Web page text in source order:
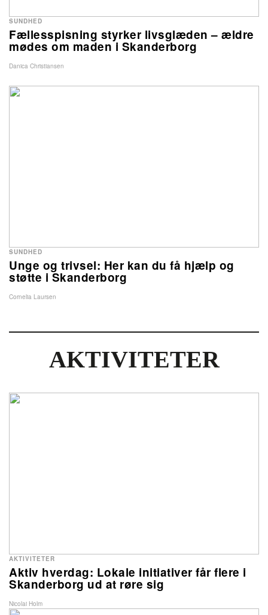
Fællesspisning styrker livsglæden – ældre
mødes om maden i Skanderborg
SUNDHED
Danica Christiansen
Unge og trivsel: Her kan du få hjælp og
støtte i Skanderborg
SUNDHED
Cornelia Laursen
AKTIVITETER
Aktiv hverdag: Lokale initiativer får flere i
Skanderborg ud at røre sig
AKTIVITETER
Nicolai Holm